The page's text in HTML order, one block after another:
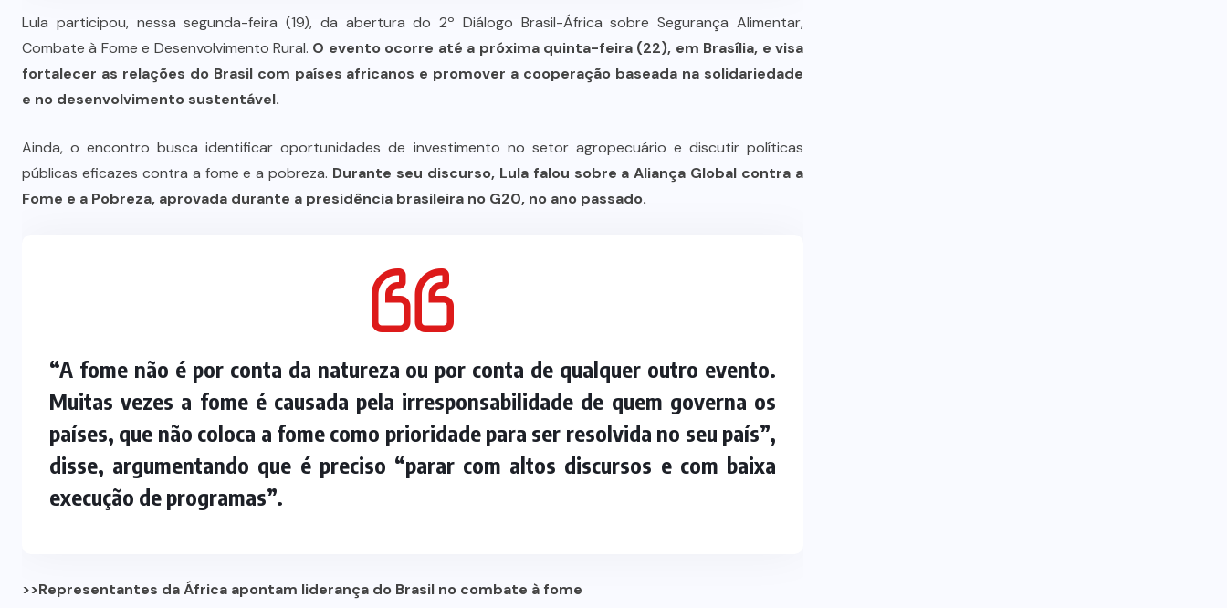
Lula participou, nessa segunda-feira (19), da abertura do 2º Diálogo Brasil-África sobre Segurança Alimentar,
Combate à Fome e Desenvolvimento Rural. O evento ocorre até a próxima quinta-feira (22), em Brasília, e visa
fortalecer as relações do Brasil com países africanos e promover a cooperação baseada na solidariedade
e no desenvolvimento sustentável.
Ainda, o encontro busca identificar oportunidades de investimento no setor agropecuário e discutir políticas
públicas eficazes contra a fome e a pobreza. Durante seu discurso, Lula falou sobre a Aliança Global contra a
Fome e a Pobreza, aprovada durante a presidência brasileira no G20, no ano passado.
“A fome não é por conta da natureza ou por conta de qualquer outro evento.
Muitas vezes a fome é causada pela irresponsabilidade de quem governa os
países, que não coloca a fome como prioridade para ser resolvida no seu país”,
disse, argumentando que é preciso “parar com altos discursos e com baixa
execução de programas”.
>>Representantes da África apontam liderança do Brasil no combate à fome